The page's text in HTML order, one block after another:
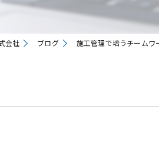
会社 ブログ 施工管理で培うチームワ